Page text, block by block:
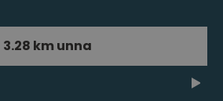
3.28 km unna